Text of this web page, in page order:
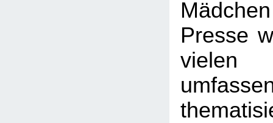
Presse